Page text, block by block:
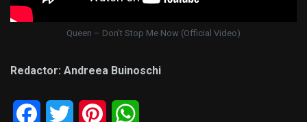
Queen – Don’t Stop Me Now (Official Video)
Redactor: Andreea Buinoschi
Facebook
Twitter Pinterest